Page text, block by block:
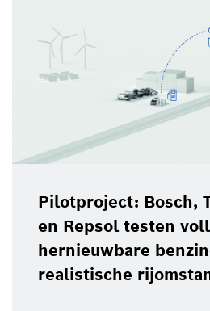
Pilotproject: Bosch,
en Repsol testen
hernieuwbare
realistische